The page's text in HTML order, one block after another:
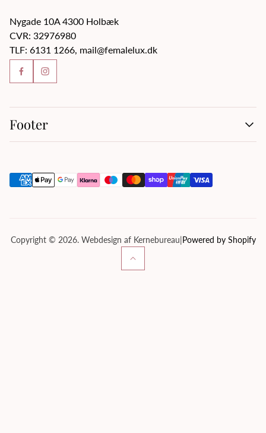
Nygade 10A 4300 Holbæk
CVR: 32976980
TLF: 6131 1266, mail@femalelux.dk
Footer
Om os
Copyright © 2026. Webdesign af Kernebureau|Powered by Shopify